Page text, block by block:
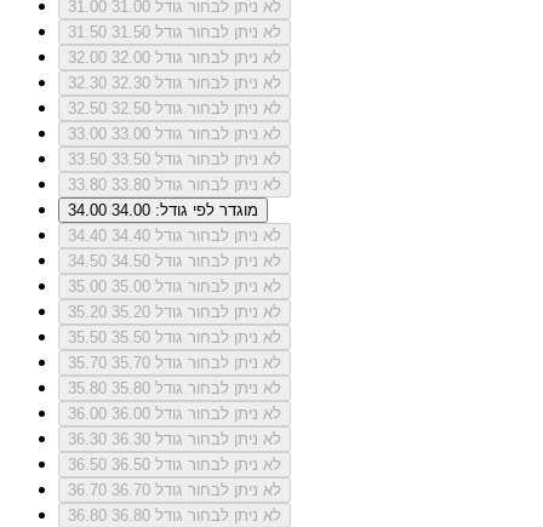
31.00
לא ניתן לבחור גודל 31.00
31.50
לא ניתן לבחור גודל 31.50
32.00
לא ניתן לבחור גודל 32.00
32.30
לא ניתן לבחור גודל 32.30
32.50
לא ניתן לבחור גודל 32.50
33.00
לא ניתן לבחור גודל 33.00
33.50
לא ניתן לבחור גודל 33.50
33.80
לא ניתן לבחור גודל 33.80
34.00
מוגדר לפי גודל: 34.00
34.40
לא ניתן לבחור גודל 34.40
34.50
לא ניתן לבחור גודל 34.50
35.00
לא ניתן לבחור גודל 35.00
35.20
לא ניתן לבחור גודל 35.20
35.50
לא ניתן לבחור גודל 35.50
35.70
לא ניתן לבחור גודל 35.70
35.80
לא ניתן לבחור גודל 35.80
36.00
לא ניתן לבחור גודל 36.00
36.30
לא ניתן לבחור גודל 36.30
36.50
לא ניתן לבחור גודל 36.50
36.70
לא ניתן לבחור גודל 36.70
36.80
לא ניתן לבחור גודל 36.80